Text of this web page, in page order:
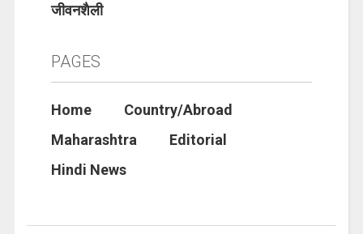
जीवनशैली
PAGES
Home
Country/Abroad
Maharashtra
Editorial
Hindi News